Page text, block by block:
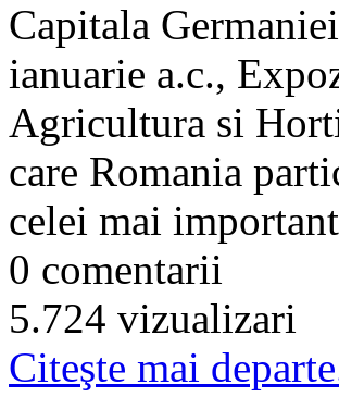
Capitala
ianuarie a.c.,
Agricultura si
care Romania
celei mai
0 comentarii
5.724 vizualizari
Citeşte mai